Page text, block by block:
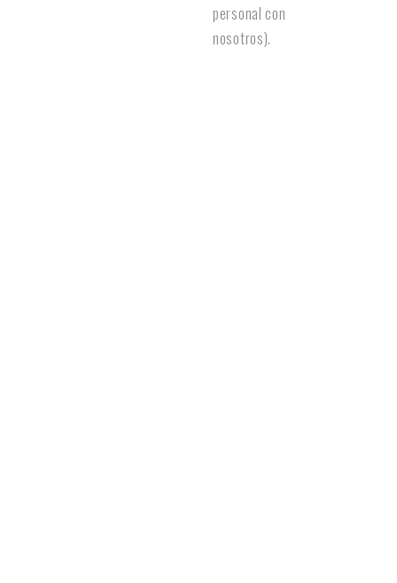
personal con
nosotros).